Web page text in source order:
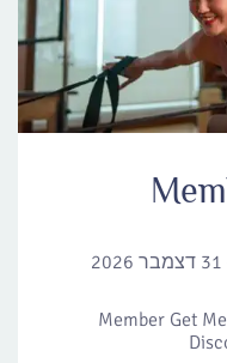
Member Get